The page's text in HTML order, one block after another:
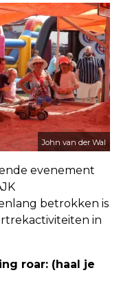
John van der Wal
evenement
betrokken is
in
roar: (haal je